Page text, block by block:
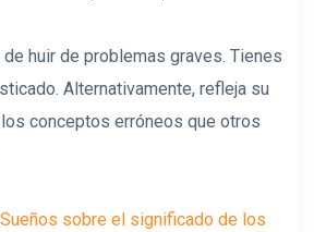
huir de problemas graves. Tienes
Alternativamente, refleja su
conceptos erróneos que otros
Sueños sobre el significado de los